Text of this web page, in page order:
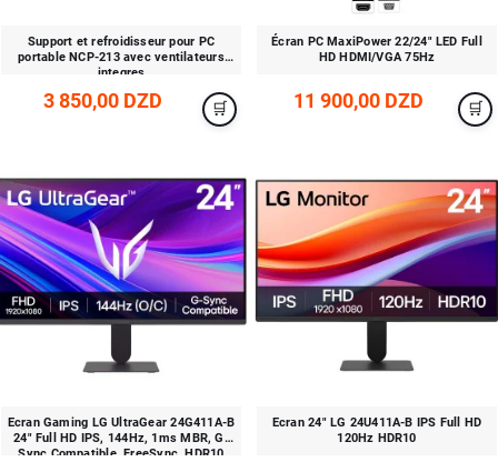
Support et refroidisseur pour PC
portable NCP-213 avec ventilateurs
integres
3 850,00 DZD
Écran PC MaxiPower 22/24" LED Full
HD HDMI/VGA 75Hz
11 900,00 DZD
Ecran Gaming LG UltraGear 24G411A-B
24" Full HD IPS, 144Hz, 1ms MBR, G-
Sync Compatible, FreeSync, HDR10
Ecran 24" LG 24U411A-B IPS Full HD
120Hz HDR10